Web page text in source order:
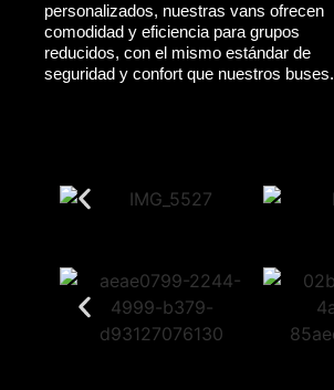
personalizados, nuestras vans ofrecen
comodidad y eficiencia para grupos
reducidos, con el mismo estándar de
seguridad y confort que nuestros buses.